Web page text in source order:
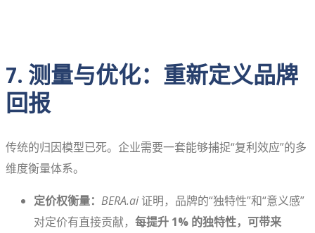
7. 测量与优化：重新定义品牌
回报
传统的归因模型已死。企业需要一套能够捕捉“复利效应”的多
维度衡量体系。
定价权衡量： BERA.ai证明，品牌的“独特性”和“意义感”
对定价有直接贡献， 每提升 1% 的独特性，可带来